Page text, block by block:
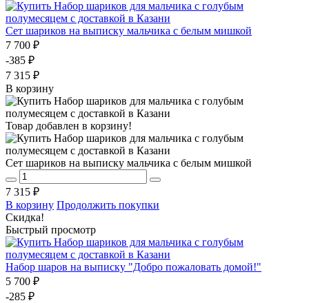
Сет шариков на выписку мальчика с белым мишкой
7 700 ₽
-385 ₽
7 315 ₽
В корзину
Товар добавлен в корзину!
Сет шариков на выписку мальчика с белым мишкой
7 315 ₽
В корзину Продолжить покупки
Скидка!
Быстрый просмотр
Набор шаров на выписку "Добро пожаловать домой!"
5 700 ₽
-285 ₽